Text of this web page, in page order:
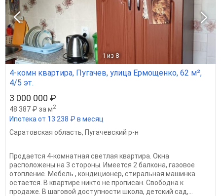
1 из 8
4-комн квартира, Пугачев, улица Ермощенко, 62 м²,
4/5 эт.
3 000 000 ₽
48 387 ₽ за м2
Ипотека от 13 238 ₽ в месяц
Саратовская область, Пугачевский р-н
Продается 4-комнатная светлая квартира. Окна
расположены на 3 стороны. Имеется 2 балкона, газовое
отопление. Мебель , кондиционер, стиральная машинка
остается. В квартире никто не прописан. Свободна к
продаже. В шаговой доступности школа, детский сад,...